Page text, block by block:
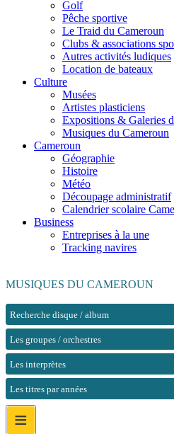
Golf
Pêche sportive
Le Traid du Cameroun
Clubs & associations
Autres activités ludiques
Location de bateaux
Culture
Musées
Artistes plasticiens
Expositions & Galeries
Musiques du Cameroun
Cameroun
Géographie
Histoire
Météo
Découpage administratif
Calendrier scolaire
Business
Entreprises à la une
Tracking navires
MUSIQUES DU CAMEROUN
Recherche disque / album
Les groupes / orchestres
Les interprètes
Les titres par années
≡